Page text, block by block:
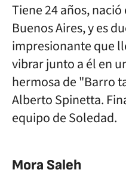
Tiene 24 años,
Buenos Aires, y es
impresionante que
vibrar junto a él en
hermosa de "Barro
Alberto Spinetta.
equipo de Soledad.
Mora Saleh